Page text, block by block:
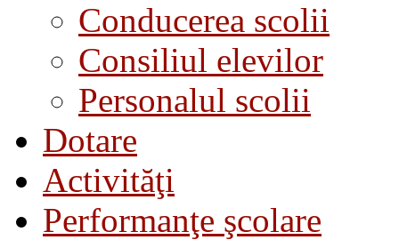
Conducerea scolii
Consiliul elevilor
Personalul scolii
Dotare
Activităţi
Performanţe şcolare